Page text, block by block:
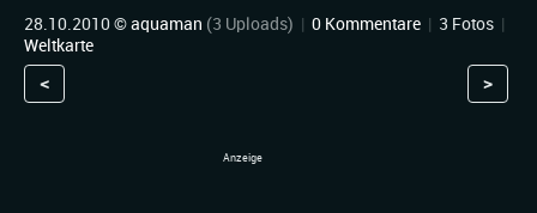
28.10.2010 ©aquaman (3 Uploads) | 0 Kommentare | 3 Fotos |
Weltkarte
< >